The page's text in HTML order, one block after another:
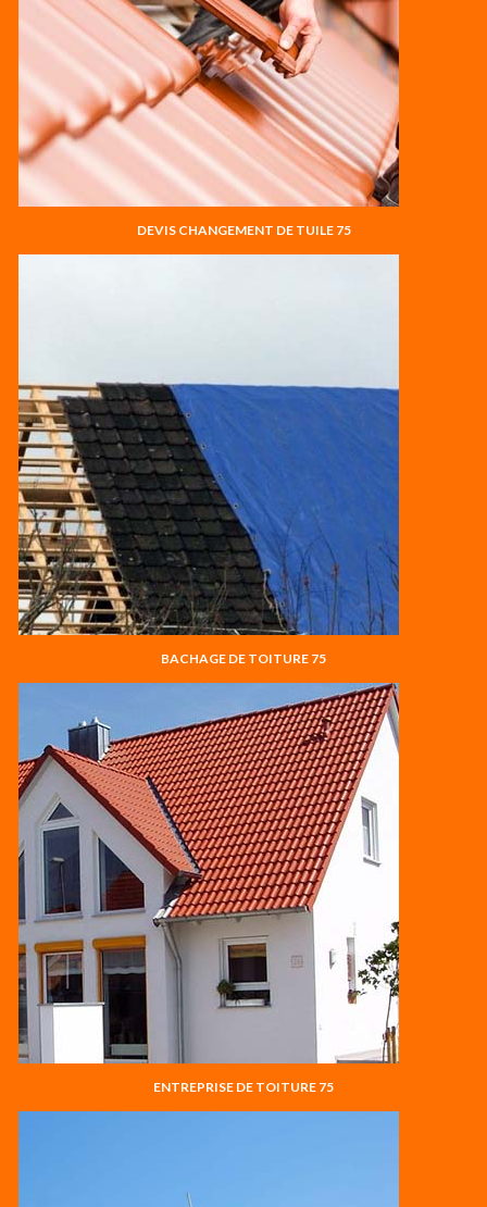
DEVIS CHANGEMENT DE TUILE 75
BACHAGE DE TOITURE 75
ENTREPRISE DE TOITURE 75